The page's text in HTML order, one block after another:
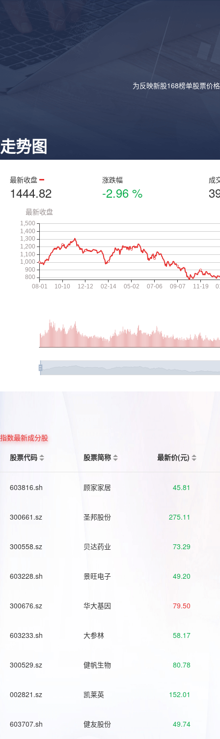
为反映新股168榜单股票价
走势图
最新收盘
1444.82
涨跌幅
-2.96 %
成
指数最新成分股
股票代码
股票简称 最新价(元)
603816.sh 顾家家居 45.81
300661.sz 圣邦股份 275.11
300558.sz 贝达药业 73.29
603228.sh 景旺电子 49.20
300676.sz 华大基因 79.50
603233.sh 大参林 58.17
300529.sz 健帆生物 80.78
002821.sz 凯莱英 152.01
603707.sh 健友股份 49.74